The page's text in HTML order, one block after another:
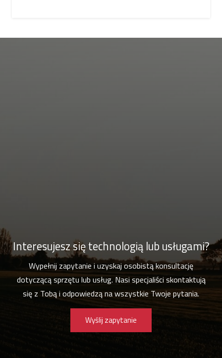
Interesujesz się technologią lub usługami?
Wypełnij zapytanie i uzyskaj osobistą konsultację
dotyczącą sprzętu lub usług. Nasi specjaliści skontaktują
się z Tobą i odpowiedzą na wszystkie Twoje pytania.
Wyślij zapytanie